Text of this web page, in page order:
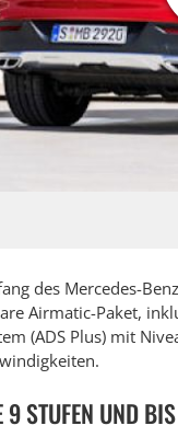
des Mercedes-
Airmatic-Paket,
(ADS Plus) mit
9 STUFEN UND